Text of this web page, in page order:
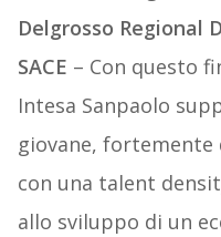
Delgrosso Regional
SACE – Con questo
Intesa Sanpaolo
giovane, fortemente
con una talent
allo sviluppo di un